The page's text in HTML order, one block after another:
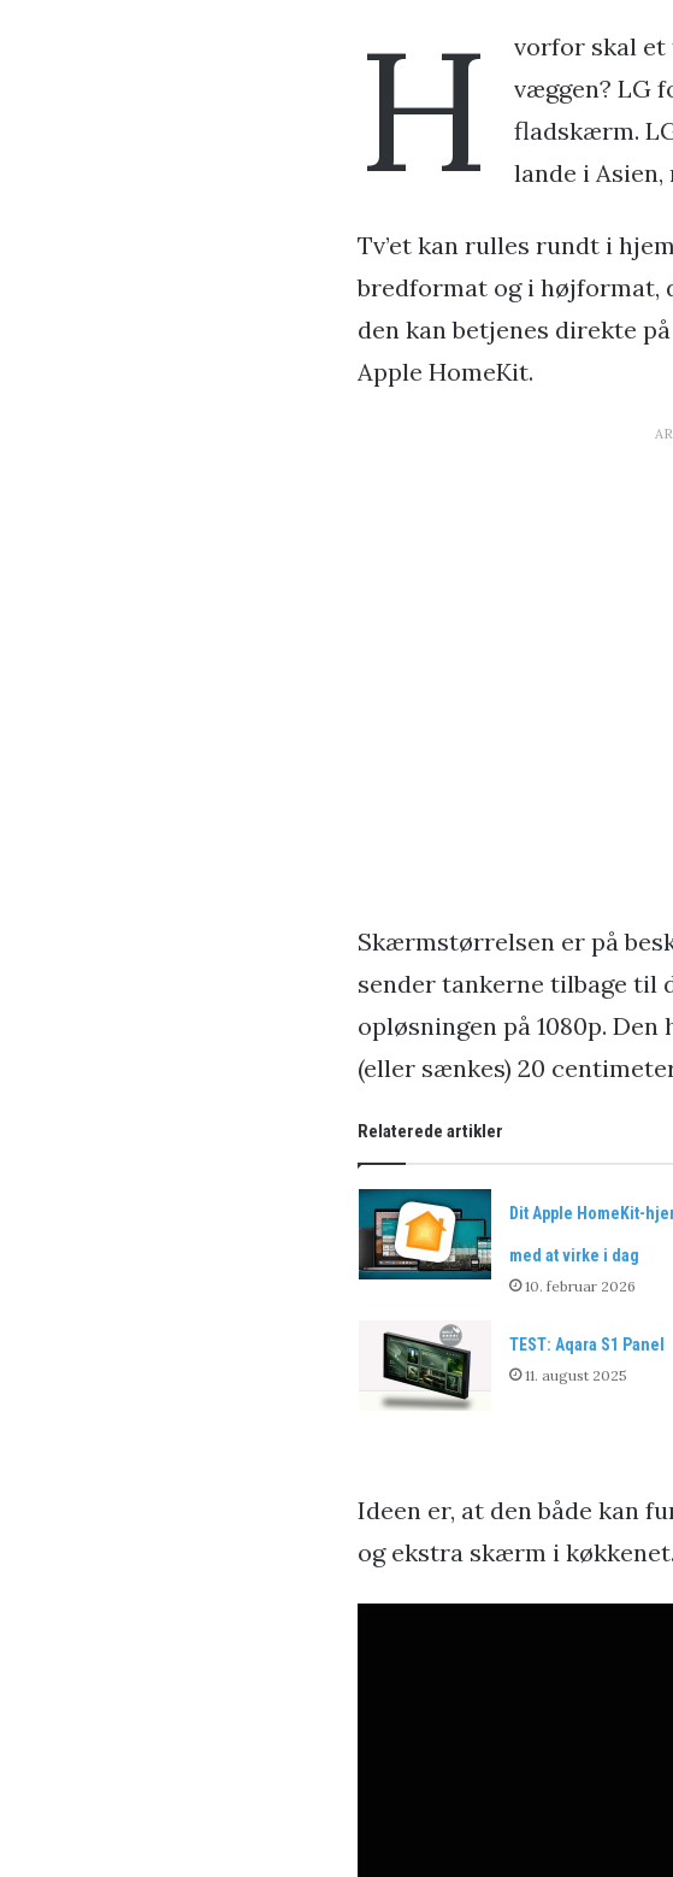
H
vorfor skal
væggen? LG
fladskærm.
lande i
Tv’et kan rulles rundt i
bredformat og i højformat,
den kan betjenes direkte
Apple HomeKit.
Skærmstørrelsen er på
sender tankerne tilbage til
opløsningen på 1080p.
(eller sænkes) 20
Relaterede artikler
Dit Apple HomeKit-
med at virke i dag
10. februar 2026
TEST: Aqara S1 Panel
11. august 2025
Ideen er, at den både kan
og ekstra skærm i